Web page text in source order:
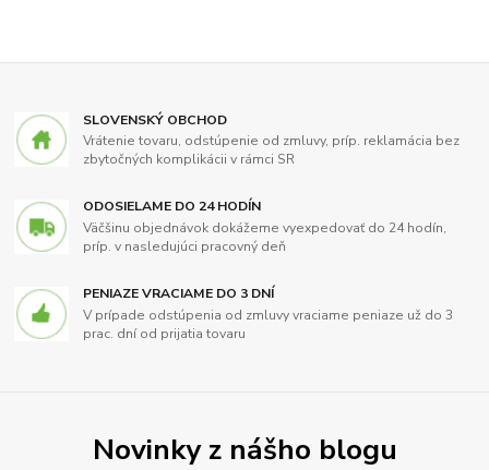
SLOVENSKÝ OBCHOD
Vrátenie tovaru, odstúpenie od zmluvy, príp. reklamácia bez
zbytočných komplikácii v rámci SR
ODOSIELAME DO 24 HODÍN
Väčšinu objednávok dokážeme vyexpedovať do 24 hodín,
príp. v nasledujúci pracovný deň
PENIAZE VRACIAME DO 3 DNÍ
V prípade odstúpenia od zmluvy vraciame peniaze už do 3
prac. dní od prijatia tovaru
Novinky z nášho blogu